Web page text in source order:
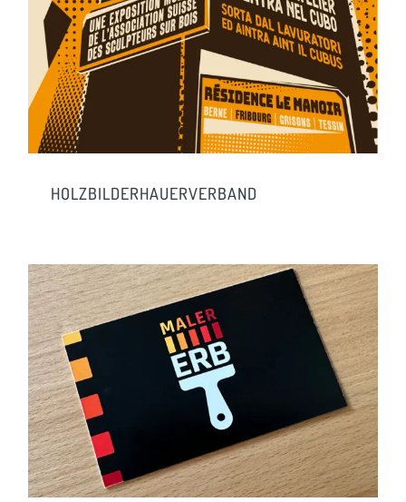
HOLZBILDERHAUERVERBAND